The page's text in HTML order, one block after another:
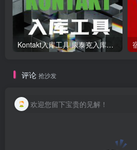
Kontakt入库工具 康泰克入库教程
评论 抢沙发
欢迎您留下宝贵的见解！